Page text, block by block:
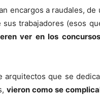
encargos a raudales,
trabajadores (esos
ver en los
arquitectos que se
vieron como se